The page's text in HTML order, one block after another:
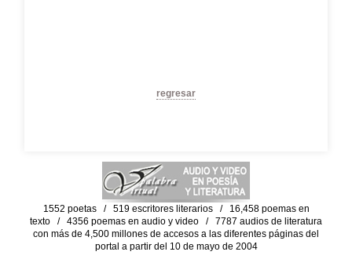
regresar
1552 poetas / 519 escritores literarios / 16,458 poemas en
texto / 4356 poemas en audio y video / 7787 audios de literatura
con más de 4,500 millones de accesos a las diferentes páginas del
portal a partir del 10 de mayo de 2004